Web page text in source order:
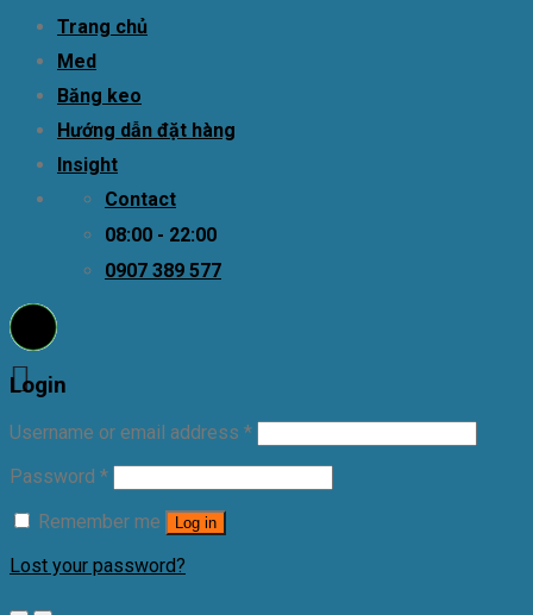
Trang chủ
Med
Băng keo
Hướng dẫn đặt hàng
Insight
Contact
08:00 - 22:00
0907 389 577
Login
Username or email address *
Password *
Remember me
Log in
Lost your password?